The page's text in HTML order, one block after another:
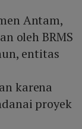
Antam,
oleh BRMS
entitas
karena
proyek